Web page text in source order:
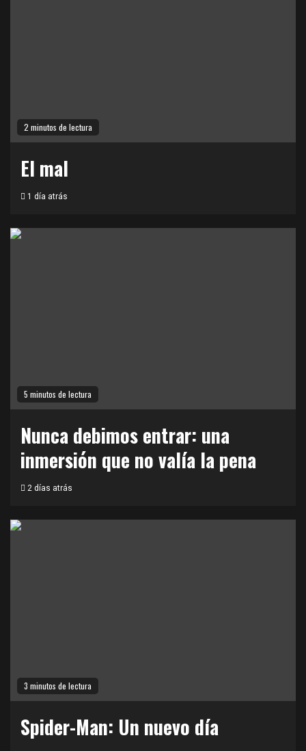
2 minutos de lectura
El mal
1 día atrás
5 minutos de lectura
Nunca debimos entrar: una
inmersión que no valía la pena
2 días atrás
3 minutos de lectura
Spider-Man: Un nuevo día